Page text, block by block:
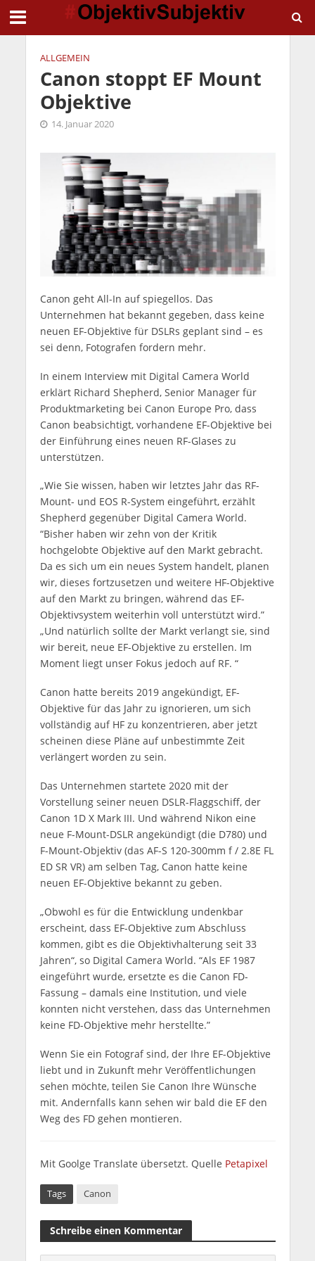
ALLGEMEIN
Canon stoppt EF Mount
Objektive
14. Januar 2020
Canon geht All-In auf spiegellos. Das
Unternehmen hat bekannt gegeben, dass keine
neuen EF-Objektive für DSLRs geplant sind – es
sei denn, Fotografen fordern mehr.
In einem Interview mit Digital Camera World
erklärt Richard Shepherd, Senior Manager für
Produktmarketing bei Canon Europe Pro, dass
Canon beabsichtigt, vorhandene EF-Objektive bei
der Einführung eines neuen RF-Glases zu
unterstützen.
„Wie Sie wissen, haben wir letztes Jahr das RF-
Mount- und EOS R-System eingeführt, erzählt
Shepherd gegenüber Digital Camera World.
“Bisher haben wir zehn von der Kritik
hochgelobte Objektive auf den Markt gebracht.
Da es sich um ein neues System handelt, planen
wir, dieses fortzusetzen und weitere HF-Objektive
auf den Markt zu bringen, während das EF-
Objektivsystem weiterhin voll unterstützt wird.”
„Und natürlich sollte der Markt verlangt sie, sind
wir bereit, neue EF-Objektive zu erstellen. Im
Moment liegt unser Fokus jedoch auf RF. “
Canon hatte bereits 2019 angekündigt, EF-
Objektive für das Jahr zu ignorieren, um sich
vollständig auf HF zu konzentrieren, aber jetzt
scheinen diese Pläne auf unbestimmte Zeit
verlängert worden zu sein.
Das Unternehmen startete 2020 mit der
Vorstellung seiner neuen DSLR-Flaggschiff, der
Canon 1D X Mark III. Und während Nikon eine
neue F-Mount-DSLR angekündigt (die D780) und
F-Mount-Objektiv (das AF-S 120-300mm f / 2.8E FL
ED SR VR) am selben Tag, Canon hatte keine
neuen EF-Objektive bekannt zu geben.
„Obwohl es für die Entwicklung undenkbar
erscheint, dass EF-Objektive zum Abschluss
kommen, gibt es die Objektivhalterung seit 33
Jahren“, so Digital Camera World. “Als EF 1987
eingeführt wurde, ersetzte es die Canon FD-
Fassung – damals eine Institution, und viele
konnten nicht verstehen, dass das Unternehmen
keine FD-Objektive mehr herstellte.”
Wenn Sie ein Fotograf sind, der Ihre EF-Objektive
liebt und in Zukunft mehr Veröffentlichungen
sehen möchte, teilen Sie Canon Ihre Wünsche
mit. Andernfalls kann sehen wir bald die EF den
Weg des FD gehen montieren.
Mit Goolge Translate übersetzt. Quelle Petapixel
Tags Canon
Schreibe einen Kommentar